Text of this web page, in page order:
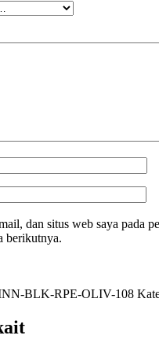
dan situs web saya pada
berikutnya.
BLK-RPE-OLIV-108